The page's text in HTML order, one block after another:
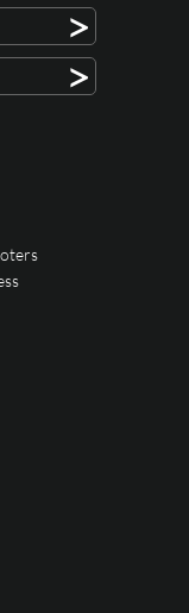
>
>